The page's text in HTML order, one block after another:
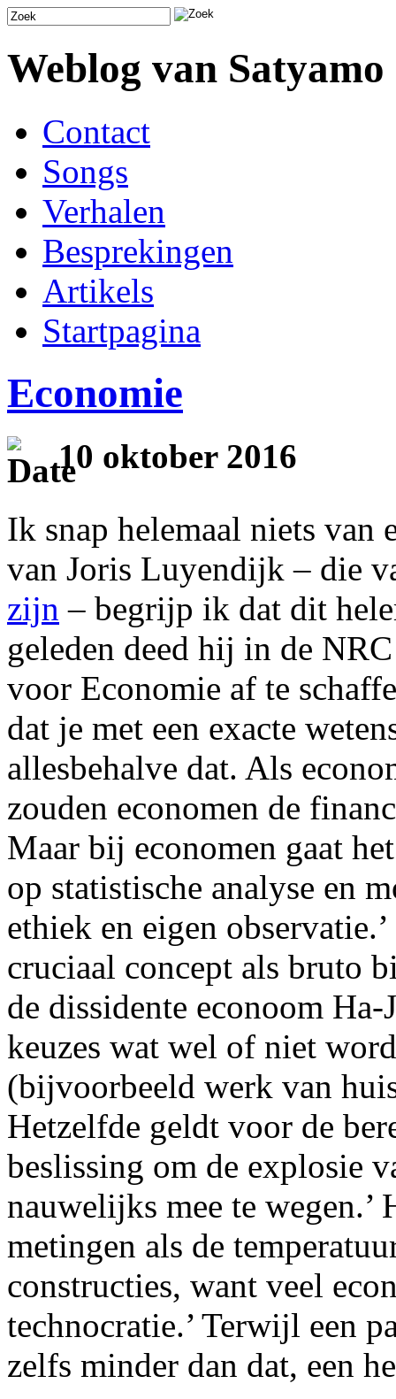
Weblog van Satyamo
Contact
Songs
Verhalen
Besprekingen
Artikels
Startpagina
Economie
10 oktober 2016
Ik snap helemaal niets van
van Joris Luyendijk – die
zijn – begrijp ik dat dit
geleden deed hij in de
voor Economie af te
dat je met een exacte
allesbehalve dat. Als
zouden economen de
Maar bij economen gaat
op statistische analyse en
ethiek en eigen
cruciaal concept als bruto
de dissidente econoom
keuzes wat wel of niet
(bijvoorbeeld werk van
Hetzelfde geldt voor de
beslissing om de explosie
nauwelijks mee te wegen.’
metingen als de
constructies, want veel
technocratie.’ Terwijl een
zelfs minder dan dat, een